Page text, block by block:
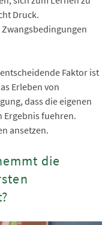
Druck.
Faktor ist
Erleben von
dass die eigenen
fuehren.
ansetzen.
die